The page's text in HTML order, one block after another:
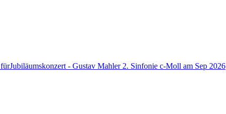
fürJubiläumskonzert - Gustav Mahler 2. Sinfonie c-Moll am Sep 2026